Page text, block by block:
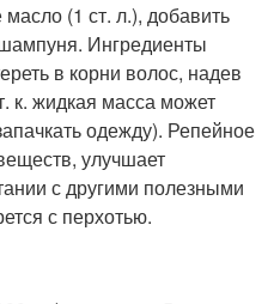
(1 ст. л.), добавить
Ингредиенты
в корни волос, надев
к. жидкая масса может
одежду). Репейное
улучшает
с другими полезными
с перхотью.